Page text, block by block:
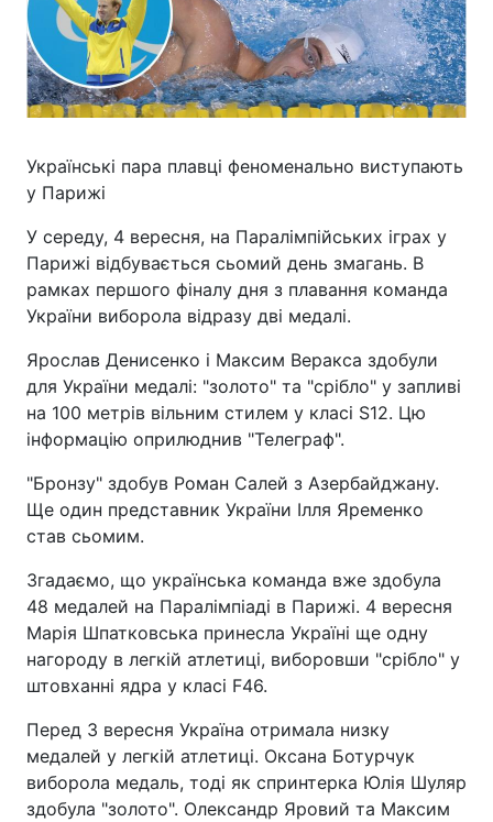
Українські пара плавці феноменально виступають
у Парижі
У середу, 4 вересня, на Паралімпійських іграх у
Парижі відбувається сьомий день змагань. В
рамках першого фіналу дня з плавання команда
України виборола відразу дві медалі.
Ярослав Денисенко і Максим Веракса здобули
для України медалі: "золото" та "срібло" у запливі
на 100 метрів вільним стилем у класі S12. Цю
інформацію оприлюднив "Телеграф".
"Бронзу" здобув Роман Салей з Азербайджану.
Ще один представник України Ілля Яременко
став сьомим.
Згадаємо, що українська команда вже здобула
48 медалей на Паралімпіаді в Парижі. 4 вересня
Марія Шпатковська принесла Україні ще одну
нагороду в легкій атлетиці, виборовши "срібло" у
штовханні ядра у класі F46.
Перед 3 вересня Україна отримала низку
медалей у легкій атлетиці. Оксана Ботурчук
виборола медаль, тоді як спринтерка Юлія Шуляр
здобула "золото". Олександр Яровий та Максим